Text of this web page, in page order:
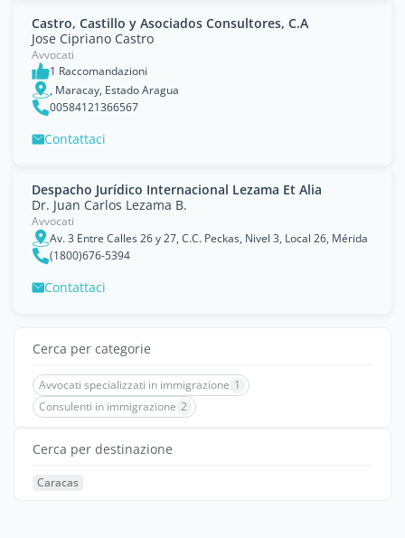
Castro, Castillo y Asociados Consultores, C.A
Jose Cipriano Castro
Avvocati
1 Raccomandazioni
, Maracay, Estado Aragua
00584121366567
Contattaci
Despacho Jurídico Internacional Lezama Et Alia
Dr. Juan Carlos Lezama B.
Avvocati
Av. 3 Entre Calles 26 y 27, C.C. Peckas, Nivel 3, Local 26, Mérida
(1800)676-5394
Contattaci
Cerca per categorie
Avvocati specializzati in immigrazione 1
Consulenti in immigrazione 2
Cerca per destinazione
Caracas